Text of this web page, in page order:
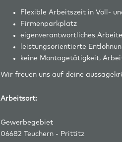
Flexible Arbeitszeit in Voll-
Firmenparkplatz
eigenverantwortliches
leistungsorientierte
keine Montagetätigkeit,
Wir freuen uns auf deine
Arbeitsort:
Gewerbegebiet
06682 Teuchern - Prittitz